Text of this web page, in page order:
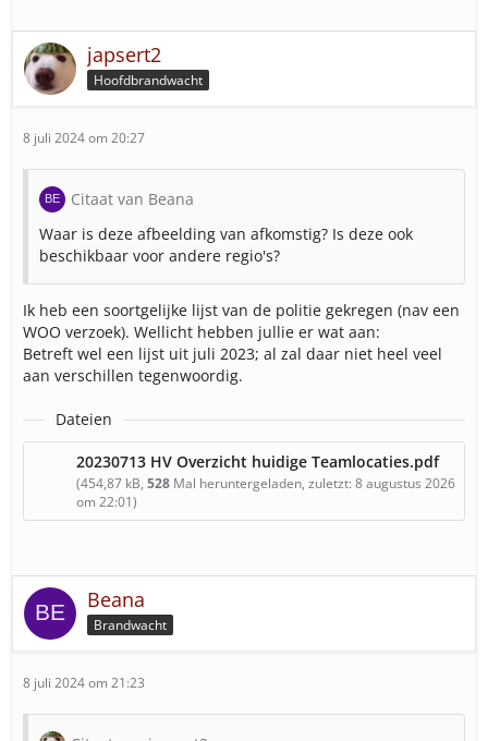
japsert2
Hoofdbrandwacht
8 juli 2024 om 20:27
Citaat van Beana
Waar is deze afbeelding van afkomstig? Is deze ook
beschikbaar voor andere regio's?
Ik heb een soortgelijke lijst van de politie gekregen (nav een
WOO verzoek). Wellicht hebben jullie er wat aan:
Betreft wel een lijst uit juli 2023; al zal daar niet heel veel
aan verschillen tegenwoordig.
Dateien
20230713 HV Overzicht huidige Teamlocaties.pdf
(454,87 kB, 528 Mal heruntergeladen, zuletzt: 8 augustus 2026
om 22:01)
Beana
Brandwacht
8 juli 2024 om 21:23